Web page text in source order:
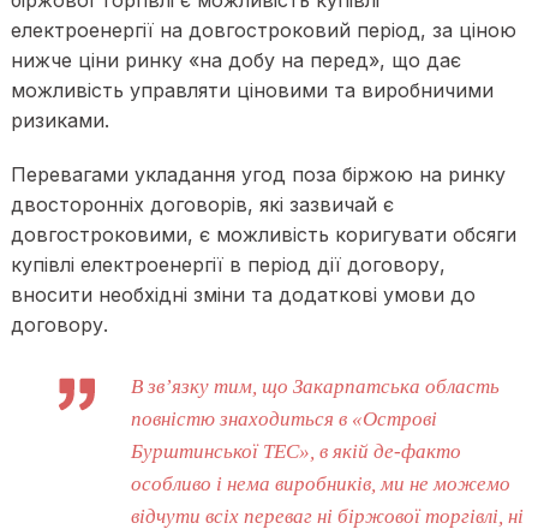
електроенергії на довгостроковий період, за ціною
нижче ціни ринку «на добу на перед», що дає
можливість управляти ціновими та виробничими
ризиками.
Перевагами укладання угод поза біржою на ринку
двосторонніх договорів, які зазвичай є
довгостроковими, є можливість коригувати обсяги
купівлі електроенергії в період дії договору,
вносити необхідні зміни та додаткові умови до
договору.
В зв’язку тим, що Закарпатська область
повністю знаходиться в «Острові
Бурштинської ТЕС», в якій де-факто
особливо і нема виробників, ми не можемо
відчути всіх переваг ні біржової торгівлі, ні